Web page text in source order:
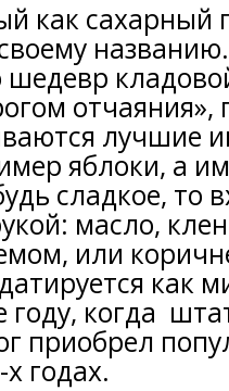
как сахарный
отчаяния»,
лучшие
яблоки, а
сладкое, то
масло,
или
как
году, когда
приобрел
годах.